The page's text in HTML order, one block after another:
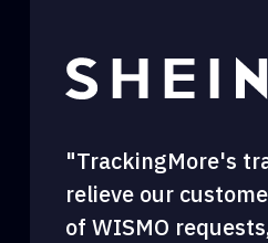
"TrackingMore's
relieve our
of WISMO